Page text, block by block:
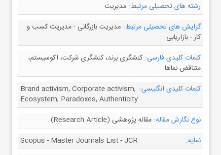
رشته های تحصیلی مرتبط: مدیریت
گرایش های تحصیلی مرتبط: مدیریت بازرگانی - مدیریت کسب و
کار - بازاریابی
کلمات کلیدی فارسی: کنشگری برند، کنشگری شرکت، اکوسیستم،
متناقض نماها
کلمات کلیدی انگلیسی: Brand activism, Corporate activism,
Ecosystem, Paradoxes, Authenticity
نوع نگارش مقاله: مقاله پژوهشی (Research Article)
نمایه:
Scopus - Master Journals List - JCR